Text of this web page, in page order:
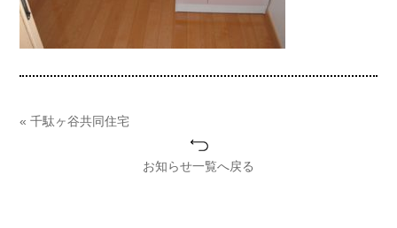
« 千駄ヶ谷共同住宅
お知らせ一覧へ戻る